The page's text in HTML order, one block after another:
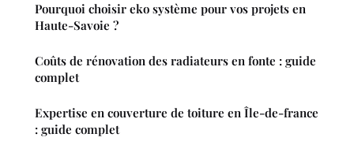
Pourquoi choisir eko système pour vos projets en
Haute-Savoie ?
Coûts de rénovation des radiateurs en fonte : guide
complet
Expertise en couverture de toiture en Île-de-france
: guide complet